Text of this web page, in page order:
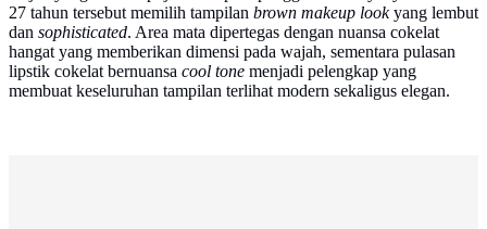
27 tahun tersebut memilih tampilan brown makeup lookyang lembut
dan sophisticated. Area mata dipertegas dengan nuansa cokelat
hangat yang memberikan dimensi pada wajah, sementara pulasan
lipstik cokelat bernuansa cool tone menjadi pelengkap yang
membuat keseluruhan tampilan terlihat modern sekaligus elegan.